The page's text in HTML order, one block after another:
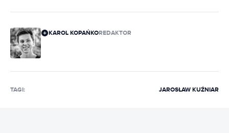
KAROL KOPAŃKOREDAKTOR
TAGI: JAROSŁAW KUŹNIAR